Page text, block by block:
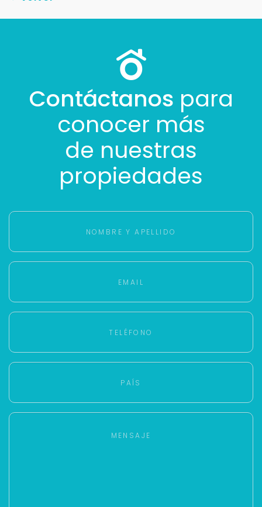
Contáctanos para
conocer más
de nuestras
propiedades